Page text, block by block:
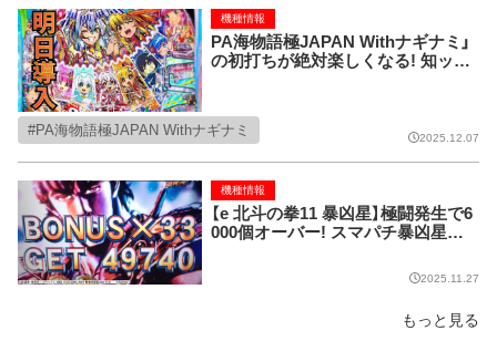
PA海物語極JAPAN Withナギナミ」
の初打ちが絶対楽しくなる! 知ット
機種情報
PA海物語極JAPAN Withナギナミ 2025.12.07
【e 北斗の拳11 暴凶星】極闘発生で6
000個オーバー! スマパチ暴凶星の
機種情報
2025.11.27
もっと見る